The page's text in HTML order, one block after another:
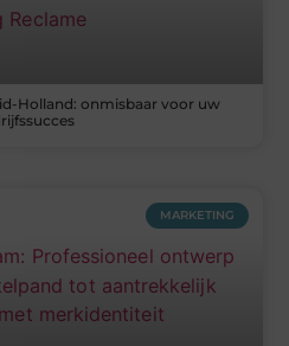
Holland: onmisbaar voor uw
MARKETING